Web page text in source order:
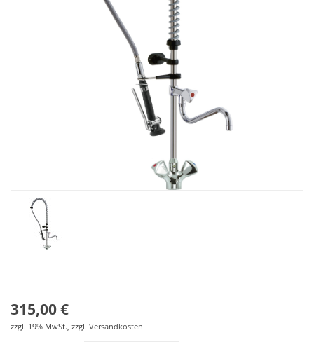
315,00 €
zzgl. 19% MwSt., zzgl. Versandkosten